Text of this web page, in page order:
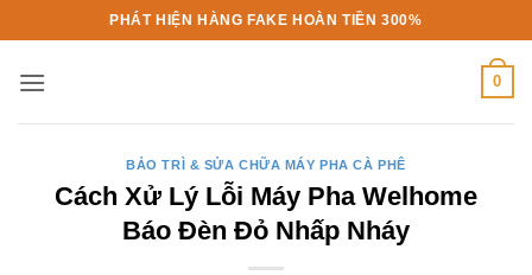
qua
nội
PHÁT HIỆN HÀNG FAKE HOÀN TIỀN 300%
0
BẢO TRÌ & SỬA CHỮA MÁY PHA CÀ PHÊ
Cách Xử Lý Lỗi Máy Pha Welhome
Báo Đèn Đỏ Nhấp Nháy